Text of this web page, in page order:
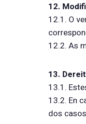
12.
12.1. O
12.2. As
13.
13.1.
13.2. En
dos